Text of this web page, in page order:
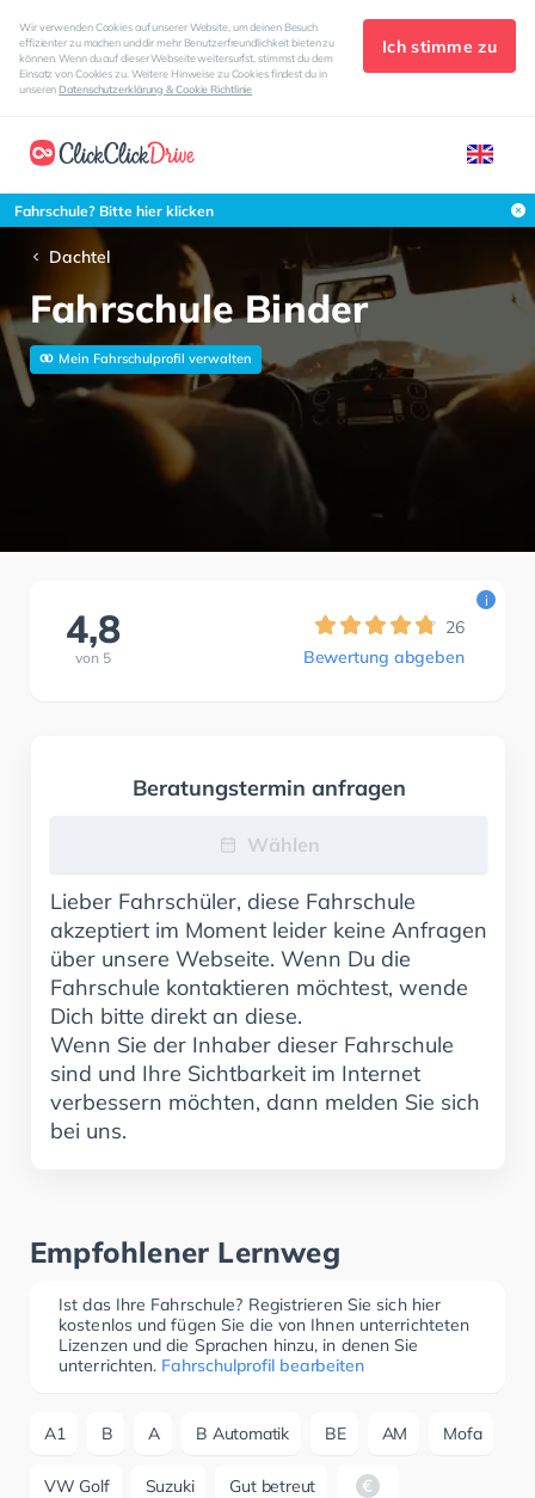
Wir verwenden Cookies auf unserer Website, um deinen Besuch
effizienter zu machen und dir mehr Benutzerfreundlichkeit bieten zu
können. Wenn du auf dieser Webseite weitersurfst, stimmst du dem
Einsatz von Cookies zu. Weitere Hinweise zu Cookies findest du in
unserenDatenschutzerklärung & Cookie Richtlinie
Ich stimme zu
Fahrschule? Bitte hier klicken
Dachtel
Fahrschule Binder
Mein Fahrschulprofil verwalten
4,8
von 5
26
Bewertung abgeben
i
Beratungstermin anfragen
Wählen
Lieber Fahrschüler, diese Fahrschule
akzeptiert im Moment leider keine Anfragen
über unsere Webseite. Wenn Du die
Fahrschule kontaktieren möchtest, wende
Dich bitte direkt an diese.
Wenn Sie der Inhaber dieser Fahrschule
sind und Ihre Sichtbarkeit im Internet
verbessern möchten, dann melden Sie sich
bei uns.
Empfohlener Lernweg
Ist das Ihre Fahrschule? Registrieren Sie sich hier
kostenlos und fügen Sie die von Ihnen unterrichteten
Lizenzen und die Sprachen hinzu, in denen Sie
unterrichten. Fahrschulprofil bearbeiten
A1 B A B Automatik BE AM Mofa
VW Golf Suzuki Gut betreut